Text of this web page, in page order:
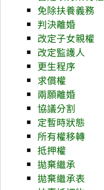
免除扶養義務
判決離婚
改定子女親權
改定監護人
更生程序
求償權
兩願離婚
協議分割
定暫時狀態
所有權移轉
抵押權
拋棄繼承
拋棄繼承表